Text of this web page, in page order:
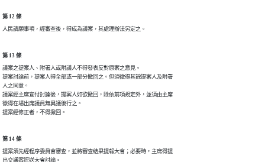
第 12 條
人民請願事項，經審查後，得成為議案，其處理辦法另定之。
第 13 條
議案之提案人、附署人或附議人不得發表反對原案之意見。
提案討論前，提案人得全部或一部分撤回之。但須徵得其餘提案人及附署
人之同意。
議案經主席宣付討論後，提案人如欲撤回，除依前項規定外，並須由主席
徵得在場出席議員無異議後行之。
提案經修正者，不得撤回。
第 14 條
提案須先經程序委員會審查，並將審查結果提報大會；必要時，主席得提
出交議案逕送大會討論。